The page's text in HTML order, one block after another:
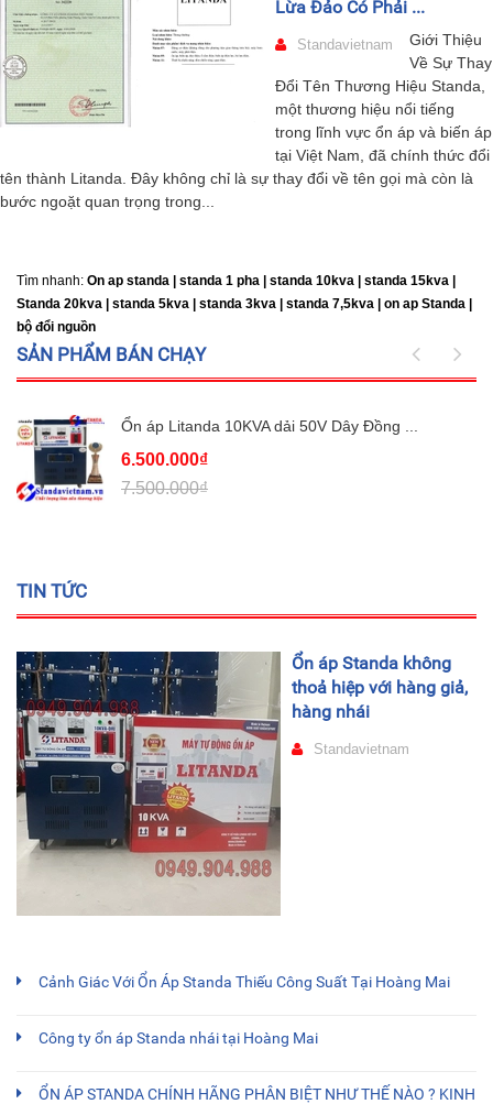
Lừa Đảo Có Phải ...
Standavietnam
Giới Thiệu
Về Sự Thay
Đổi Tên Thương Hiệu Standa,
một thương hiệu nổi tiếng
trong lĩnh vực ổn áp và biến áp
tại Việt Nam, đã chính thức đổi
tên thành Litanda. Đây không chỉ là sự thay đổi về tên gọi mà còn là
bước ngoặt quan trọng trong...
Tìm nhanh: On ap standa | standa 1 pha | standa 10kva | standa 15kva |
Standa 20kva |
standa 5kva | standa 3kva | standa 7,5kva | on ap Standa |
bộ đổi nguồn
SẢN PHẨM BÁN CHẠY
Ổn áp Litanda 10KVA dải 50V Dây Đồng ...
6.500.000₫
7.500.000₫
TIN TỨC
Ổn áp Standa không
thoả hiệp với hàng giả,
hàng nhái
Standavietnam
Cảnh Giác Với Ổn Áp Standa Thiếu Công Suất Tại Hoàng Mai
Công ty ổn áp Standa nhái tại Hoàng Mai
ỔN ÁP STANDA CHÍNH HÃNG PHÂN BIỆT NHƯ THẾ NÀO ? KINH